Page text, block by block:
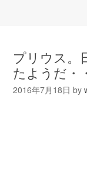
プリウス。
たようだ・
2016年7月18日 by